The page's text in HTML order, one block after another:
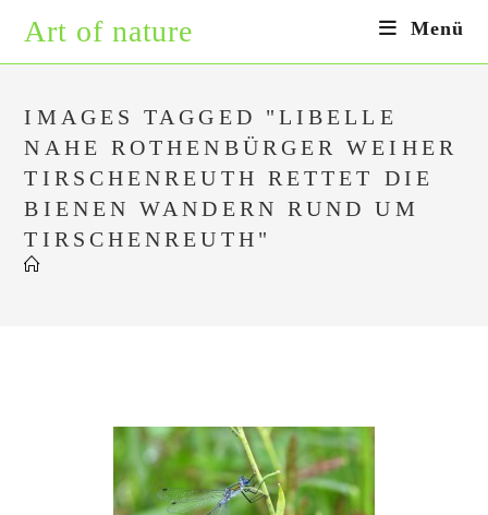
Inhalt
springen
Art of nature Menü
IMAGES TAGGED "LIBELLE
NAHE ROTHENBÜRGER WEIHER
TIRSCHENREUTH RETTET DIE
BIENEN WANDERN RUND UM
TIRSCHENREUTH"